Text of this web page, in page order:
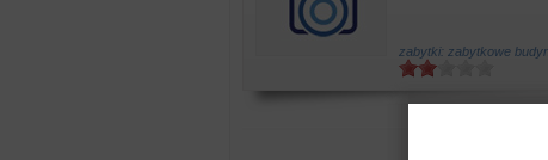
zabytki: zabytkowe